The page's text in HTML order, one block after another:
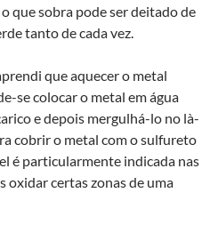
que sobra pode ser deitado de
tanto de cada vez.
que aquecer o metal
se colocar o metal em água
e depois mergulhá-lo no là­
cobrir o metal com o sulfureto
é particularmente indicada nas
oxidar certas zonas de uma